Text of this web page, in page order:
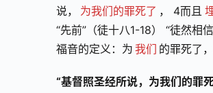
说，
为我们的罪死了 ， 4而且
“先前”（徒十八1-18） “徒然相
福音的定义：为 我们 的罪死了
“基督照圣经所说，为我们的罪